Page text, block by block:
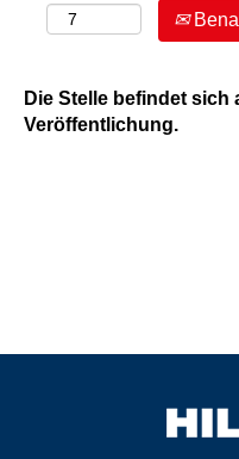
Die Stelle befindet
Veröffentlichung.